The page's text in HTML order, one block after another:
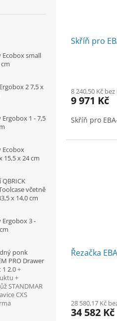
Ecobox small
2 7,5 x
1 - 7,5
Ecobox
15,5 x 24 cm
včetně
x 14,0 cm
3 -
ponk
PRO Drawer
2.0+
+
STANDMAR
CXS
Skříň pro
8 240,50 Kč bez
9 971 Kč
Skříň pro
Řezačka
28 580,17 Kč
34 582 Kč